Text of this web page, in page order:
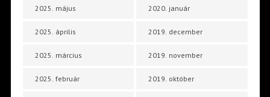
2025. május
2025. április
2025. március
2025. február
2020. január
2019. december
2019. november
2019. október